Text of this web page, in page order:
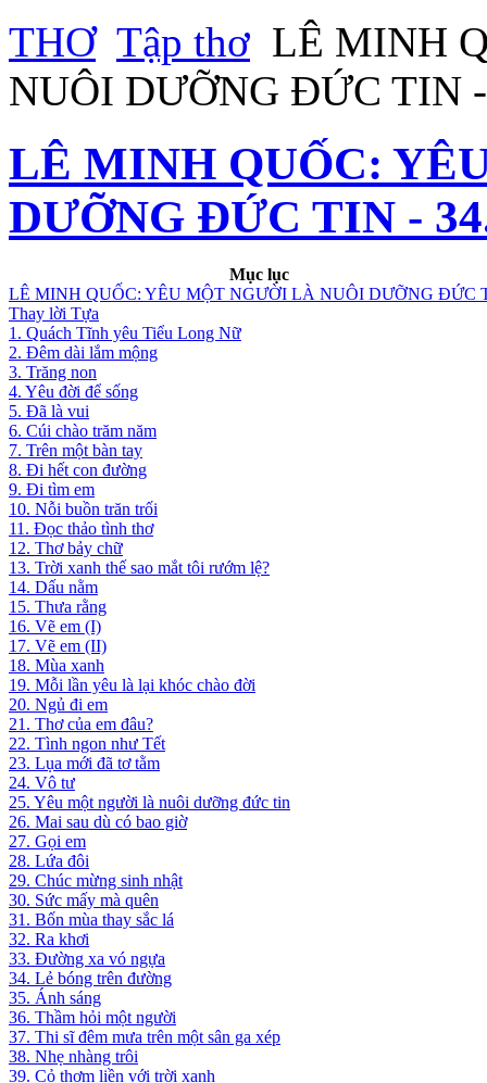
THƠ Tập thơ LÊ MINH
NUÔI DƯỠNG ĐỨC TIN
LÊ MINH QUỐC:
DƯỠNG ĐỨC TIN -
Mục lục
LÊ MINH QUỐC: YÊU MỘT NGƯỜI LÀ NUÔI DƯỠNG ĐỨC
Thay lời Tựa
1. Quách Tĩnh yêu Tiểu Long Nữ
2. Đêm dài lắm mộng
3. Trăng non
4. Yêu đời để sống
5. Đã là vui
6. Cúi chào trăm năm
7. Trên một bàn tay
8. Đi hết con đường
9. Đi tìm em
10. Nỗi buồn trăn trối
11. Đọc thảo tình thơ
12. Thơ bảy chữ
13. Trời xanh thế sao mắt tôi rướm lệ?
14. Dấu nằm
15. Thưa rằng
16. Vẽ em (I)
17. Vẽ em (II)
18. Mùa xanh
19. Mỗi lần yêu là lại khóc chào đời
20. Ngủ đi em
21. Thơ của em đâu?
22. Tình ngon như Tết
23. Lụa mới đã tơ tằm
24. Vô tư
25. Yêu một người là nuôi dưỡng đức tin
26. Mai sau dù có bao giờ
27. Gọi em
28. Lứa đôi
29. Chúc mừng sinh nhật
30. Sức mấy mà quên
31. Bốn mùa thay sắc lá
32. Ra khơi
33. Đường xa vó ngựa
34. Lẻ bóng trên đường
35. Ánh sáng
36. Thầm hỏi một người
37. Thi sĩ đêm mưa trên một sân ga xép
38. Nhẹ nhàng trôi
39. Cỏ thơm liền với trời xanh